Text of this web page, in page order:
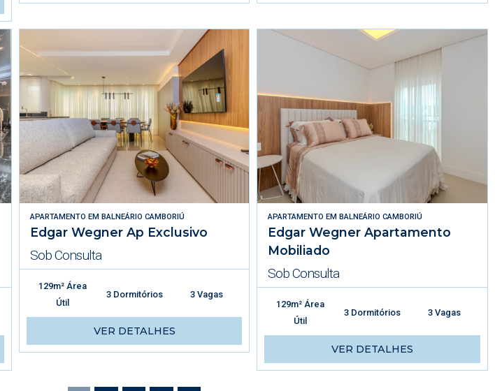
APARTAMENTO EMBALNEÁRIO CAMBORIÚ
Edgar Wegner Ap Exclusivo
Sob Consulta
129m² Área
Útil
3 Dormitórios 3 Vagas
VER DETALHES
APARTAMENTO EMBALNEÁRIO CAMBORIÚ
Edgar Wegner Apartamento
Mobiliado
Sob Consulta
129m² Área
Útil
3 Dormitórios 3 Vagas
VER DETALHES